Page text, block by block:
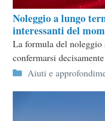
Noleggio a lungo
interessanti del
La formula del
confermarsi
Categorie
Aiuti e